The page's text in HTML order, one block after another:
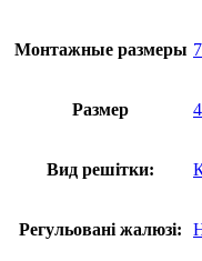
Монтажные размеры
Размер
Вид решітки:
Регульовані жалюзі: